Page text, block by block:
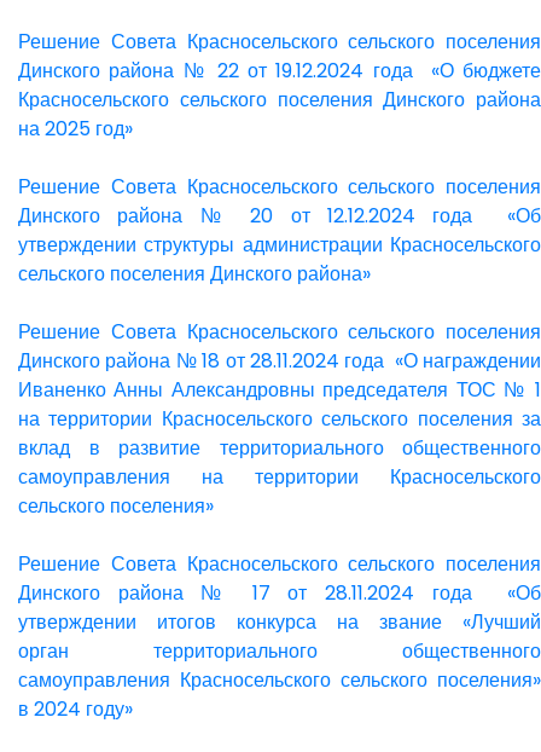
Решение Совета Красносельского сельского поселения
Динского района № 22 от 19.12.2024 года «О бюджете
Красносельского сельского поселения Динского района
на 2025 год»
Решение Совета Красносельского сельского поселения
Динского района № 20 от 12.12.2024 года «Об
утверждении структуры администрации Красносельского
сельского поселения Динского района»
Решение Совета Красносельского сельского поселения
Динского района № 18 от 28.11.2024 года «О награждении
Иваненко Анны Александровны председателя ТОС № 1
на территории Красносельского сельского поселения за
вклад в развитие территориального общественного
самоуправления на территории Красносельского
сельского поселения»
Решение Совета Красносельского сельского поселения
Динского района № 17 от 28.11.2024 года «Об
утверждении итогов конкурса на звание «Лучший
орган территориального общественного
самоуправления Красносельского сельского поселения»
в 2024 году»